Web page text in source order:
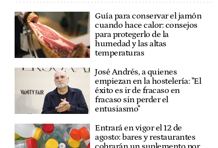
Guía para conservar el jamón
cuando hace calor: consejos
para protegerlo de la
humedad y las altas
temperaturas
José Andrés, a quienes
empiezan en la hostelería: "El
éxito es ir de fracaso en
fracaso sin perder el
entusiasmo"
Entrará en vigor el 12 de
agosto: bares y restaurantes